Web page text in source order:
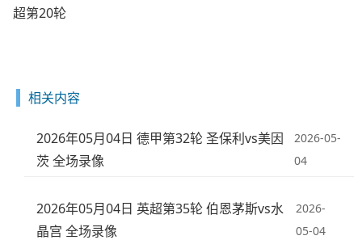
超第20轮
相关内容
2026年05月04日 德甲第32轮 圣保利vs美因
茨 全场录像
2026-05-
04
2026年05月04日 英超第35轮 伯恩茅斯vs水
晶宫 全场录像
2026-
05-04